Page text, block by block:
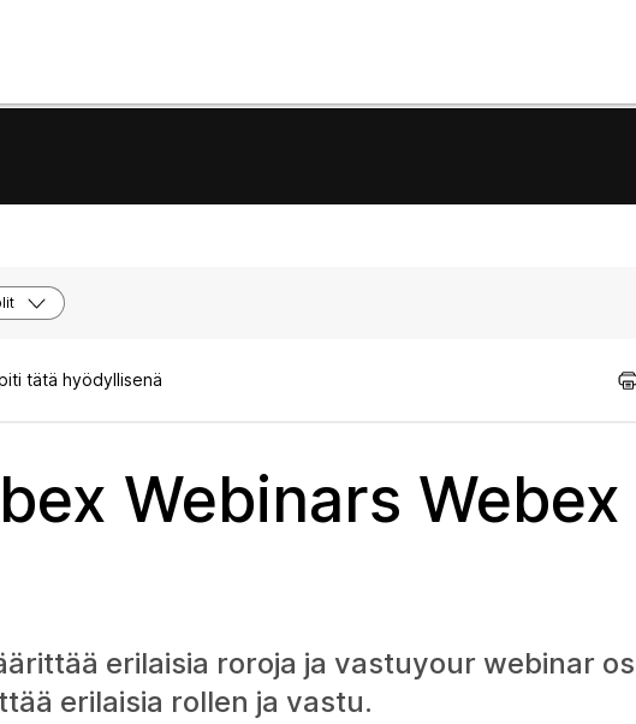
tätä hyödyllisenä
Webinars Webex
erilaisia roroja ja vastuyour webinar
erilaisia rollen ja vastu.